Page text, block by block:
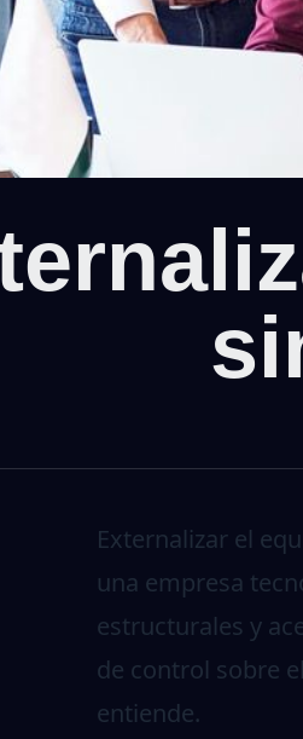
Externalizar el
una empresa
estructurales y
de control sobre
entiende.